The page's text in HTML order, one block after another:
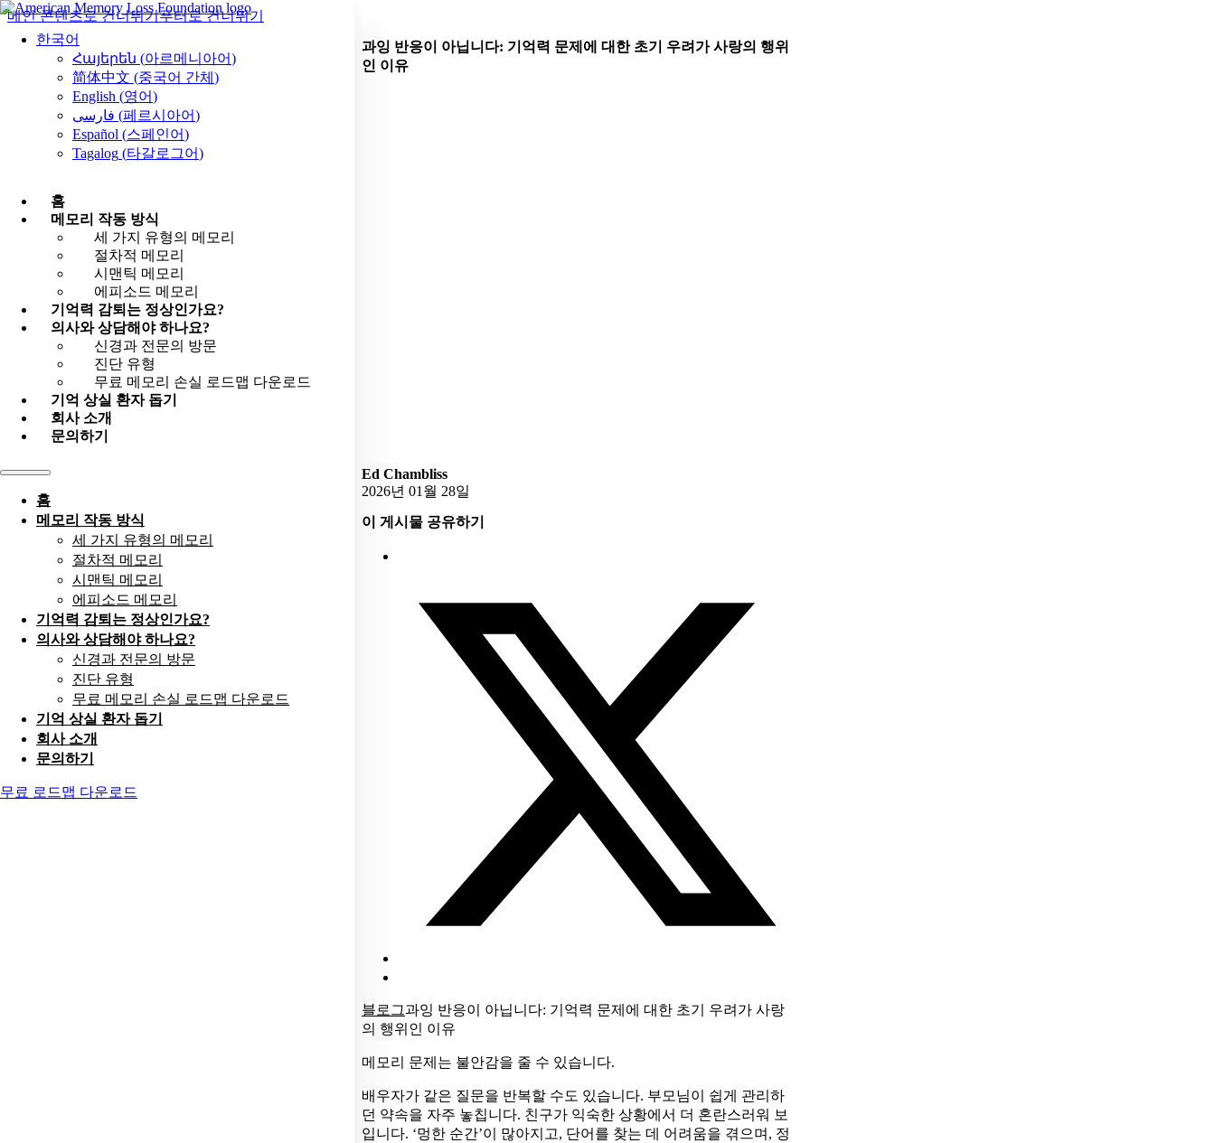
메인 콘텐츠로 건너뛰기푸터로 건너뛰기
한국어
Հայերեն (아르메니아어)
简体中文 (중국어 간체 )
English (영어)
فارسی (페르시아어)
Español (스페인어)
Tagalog (타갈로그어)
홈
메모리 작동 방식
세 가지 유형의 메모리
절차적 메모리
시맨틱 메모리
에피소드 메모리
기억력 감퇴는 정상인가요?
의사와 상담해야 하나요?
신경과 전문의 방문
진단 유형
무료 메모리 손실 로드맵 다운로드
기억 상실 환자 돕기
회사 소개
문의하기
홈
메모리 작동 방식
세 가지 유형의 메모리
절차적 메모리
시맨틱 메모리
에피소드 메모리
기억력 감퇴는 정상인가요?
의사와 상담해야 하나요?
신경과 전문의 방문
진단 유형
무료 메모리 손실 로드맵 다운로드
기억 상실 환자 돕기
회사 소개
문의하기
무료 로드맵 다운로드
과잉 반응이 아닙니다: 기억력 문제에 대한 초기 우려가 사랑의 행위
인 이유
Ed Chambliss
2026년 01월 28일
이 게시물 공유하기
블로그과잉 반응이 아닙니다: 기억력 문제에 대한 초기 우려가 사랑
의 행위인 이유
메모리 문제는 불안감을 줄 수 있습니다.
배우자가 같은 질문을 반복할 수도 있습니다. 부모님이 쉽게 관리하
던 약속을 자주 놓칩니다. 친구가 익숙한 상황에서 더 혼란스러워 보
입니다. ‘멍한 순간’이 많아지고, 단어를 찾는 데 어려움을 겪으며, 정